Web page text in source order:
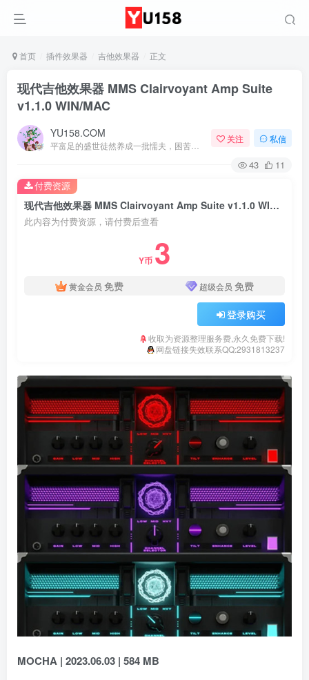
首页 插件效果器 吉他效果器 正文
现代吉他效果器 MMS Clairvoyant Amp Suite
v1.1.0 WIN/MAC
YU158.COM 关注 私信
43 11
现代吉他效果器 MMS Clairvoyant Amp Suite v1.1.0 WIN/MAC
此内容为付费资源，请付费后查看
Y币 3
黄金会员 免费 超级会员 免费
登录购买
收取为资源整理服务费,永久免费下载!
网盘链接失效联系QQ:2931813237
付费资源
MOCHA | 2023.06.03 | 584 MB